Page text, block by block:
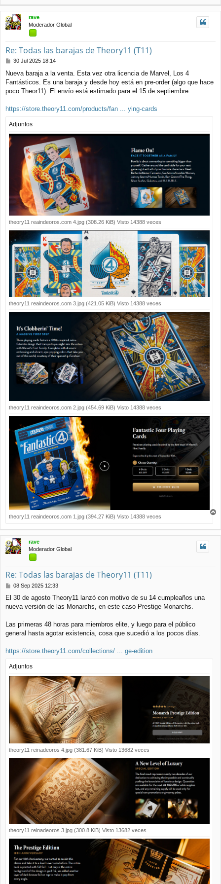
i
rave
Moderador Global
Re: Todas las barajas de Theory11 (T11)
M
n
s
a
30 Jul 2025 18:14
Nueva baraja a la venta. Esta vez otra licencia de Marvel, Los 4
Fantásticos. Es una baraja y desde hoy está en pre-order (algo que hace
poco Theor11). El envío está estimado para el 15 de septiembre.
https://store.theory11.com/products/fan ... ying-cards
Adjuntos
theory11 reaindeoros.com 4.jpg (308.26 KiB) Visto 14388 veces
theory11 reaindeoros.com 3.jpg (421.05 KiB) Visto 14388 veces
theory11 reaindeoros.com 2.jpg (454.69 KiB) Visto 14388 veces
theory11 reaindeoros.com 1.jpg (394.27 KiB) Visto 14388 veces
r
i
rave
Moderador Global
Re: Todas las barajas de Theory11 (T11)
M
n
s
j
08 Sep 2025 12:33
El 30 de agosto Theory11 lanzó con motivo de su 14 cumpleaños una
nueva versión de las Monarchs, en este caso Prestige Monarchs.
Las primeras 48 horas para miembros elite, y luego para el público
general hasta agotar existencia, cosa que sucedió a los pocos días.
https://store.theory11.com/collections/ ... ge-edition
Adjuntos
theory11 reinadeoros 4.jpg (381.67 KiB) Visto 13682 veces
theory11 reinadeoros 3.jpg (300.8 KiB) Visto 13682 veces